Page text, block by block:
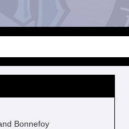
Bonnefoy